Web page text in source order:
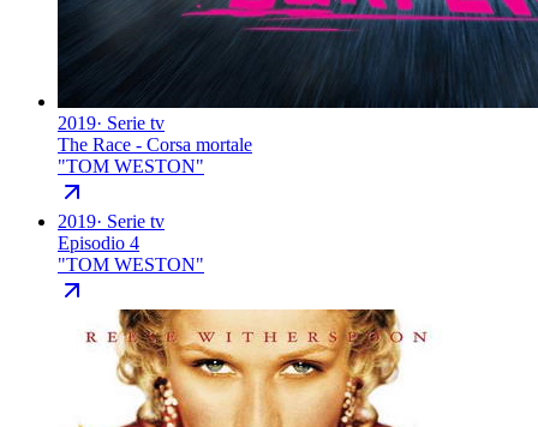
2019· Serie tv
The Race - Corsa mortale
"TOM WESTON"
2019· Serie tv
Episodio 4
"TOM WESTON"